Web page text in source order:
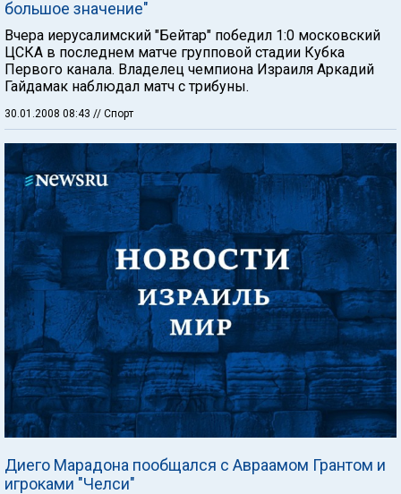
большое значение"
Вчера иерусалимский "Бейтар" победил 1:0 московский
ЦСКА в последнем матче групповой стадии Кубка
Первого канала. Владелец чемпиона Израиля Аркадий
Гайдамак наблюдал матч с трибуны.
30.01.2008 08:43 // Спорт
Диего Марадона пообщался с Авраамом Грантом и
игроками "Челси"